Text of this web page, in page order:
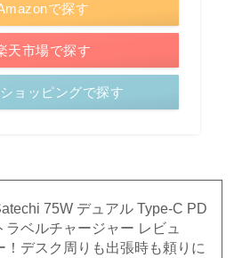
で探す
天市場で探す
ョッピングで探す
75W デュアル Type-C PD
ラベルチャージャー レビュ
！デスク周りも出張時も頼りに